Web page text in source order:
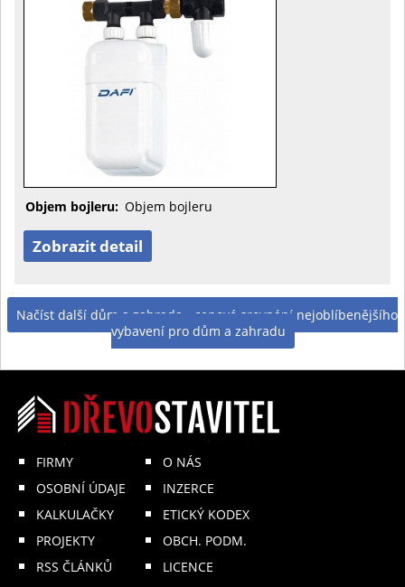
Objem bojleru: Objem bojleru
Zobrazit detail
Načíst další dům a zahrada - cenové srovnání nejoblíbenějšího
vybavení pro dům a zahradu
FIRMY
OSOBNÍ ÚDAJE
KALKULAČKY
PROJEKTY
RSS ČLÁNKŮ
O NÁS
INZERCE
ETICKÝ KODEX
OBCH. PODM.
LICENCE